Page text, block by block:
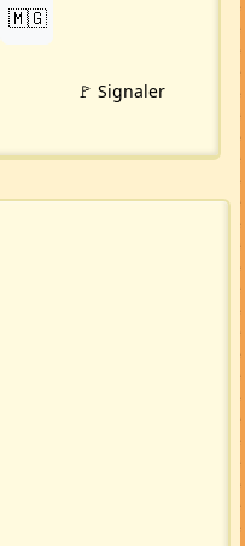
🇲🇬
🚩 Signaler